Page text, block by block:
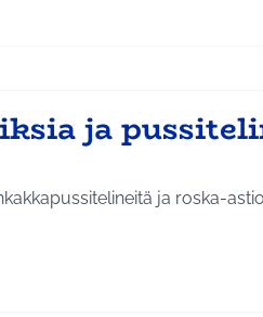
Liikunta ja harrastukset
ja
ja roska-
Ympäristö